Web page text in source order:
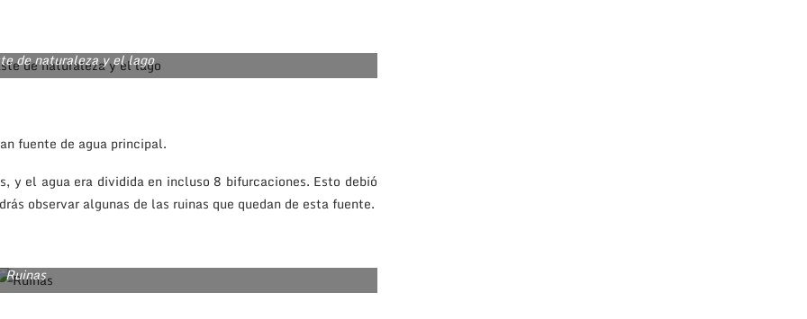
de naturaleza y el lago
fuente de agua principal.
y el agua era dividida en incluso 8 bifurcaciones. Esto debió
observar algunas de las ruinas que quedan de esta fuente.
Ruinas